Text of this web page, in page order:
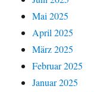
Mai 2025
April 2025
März 2025
Februar 2025
Januar 2025